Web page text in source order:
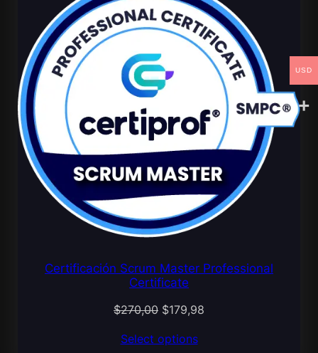
Certificación Scrum Master Professional
Certificate
$270,00 El
original
$179,98
Select options
USD